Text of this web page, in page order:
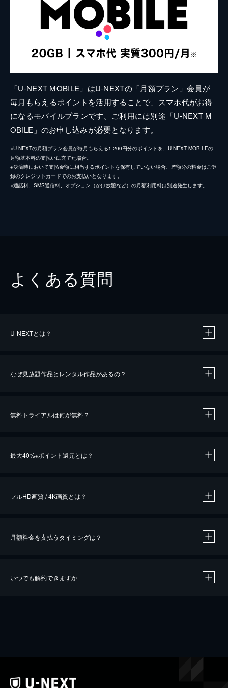
「U-NEXT MOBILE」はU-NEXTの「月額プラン」会員が
毎月もらえるポイントを活用することで、スマホ代がお得
になるモバイルプランです。ご利用には別途「U-NEXT M
OBILE」のお申し込みが必要となります。
※U-NEXTの月額プラン会員が毎月もらえる1,200円分のポイントを、U-NEXT MOBILEの
月額基本料の支払いに充てた場合。
※決済時において支払金額に相当するポイントを保有していない場合、差額分の料金はご登
録のクレジットカードでのお支払いとなります。
※通話料、SMS通信料、オプション（かけ放題など）の月額利用料は別途発生します。
よくある質問
U-NEXTとは？
なぜ見放題作品とレンタル作品があるの？
無料トライアルは何が無料？
最大40%※ポイント還元とは？
※40％ポイント還元の対象は、クレジットカード決済による作品の購入 / レンタルです。
フルHD画質 / 4K画質とは？
月額料金を支払うタイミングは？
いつでも解約できますか